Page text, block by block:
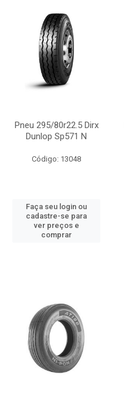
Pneu 295/80r22.5 Dirx
Dunlop Sp571 N
Código: 13048
Faça seu login ou
cadastre-se para
ver preços e
comprar